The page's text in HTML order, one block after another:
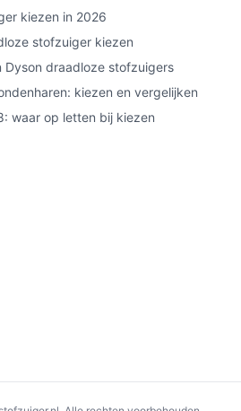
kiezen in 2026
stofzuiger kiezen
Dyson draadloze stofzuigers
kiezen en vergelijken
waar op letten bij kiezen